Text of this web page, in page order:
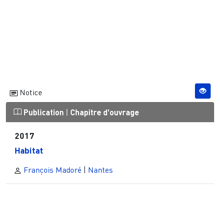
Notice
Publication | Chapitre d'ouvrage
2017
Habitat
François Madoré | Nantes